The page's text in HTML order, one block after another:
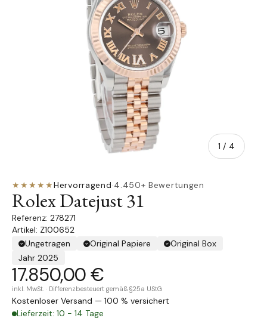
1 / von
4
★★★★★Hervorragend·4.450+ Bewertungen
Rolex Datejust 31
278271
Artikel: Z100652
Ungetragen
Original Papiere
Original Box
Jahr 2025
17.850,00 €
inkl. MwSt. · Differenzbesteuert gemäß §25a UStG
Kostenloser Versand — 100 % versichert
Lieferzeit: 10 - 14 Tage